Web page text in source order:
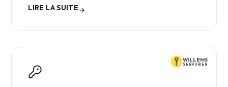
LIRE LA SUITE
WILLEMS
SERRURIER